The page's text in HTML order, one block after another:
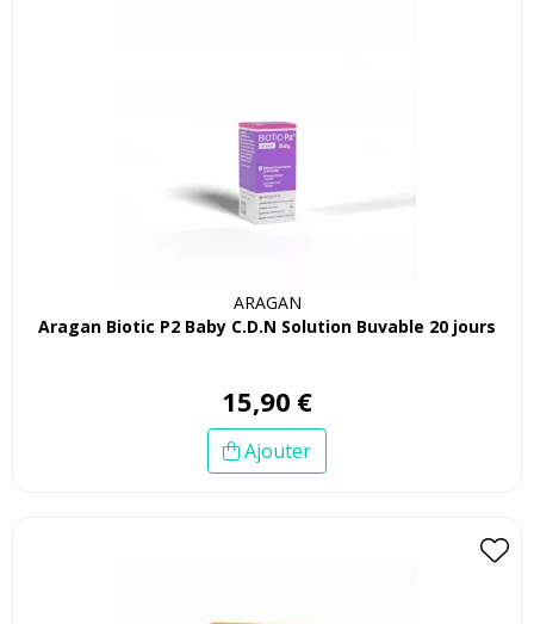
ARAGAN
Aragan Biotic P2 Baby C.D.N Solution Buvable 20 jours
15,90 €
Ajouter